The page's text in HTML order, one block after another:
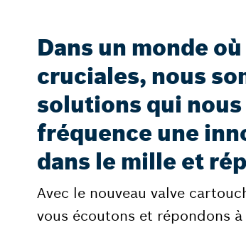
Dans un monde
cruciales, nous
solutions qui
fréquence une
dans le mille et
Avec le nouveau valve
vous écoutons et répondons